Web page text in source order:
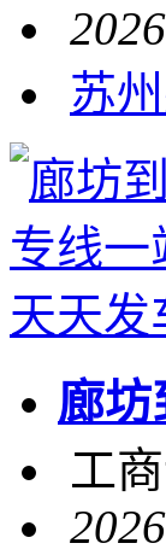
苏
廊坊
工